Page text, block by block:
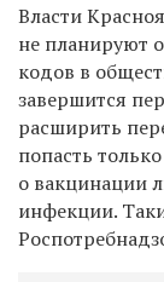
Власти
не планируют
кодов в
завершится
расширить
попасть
о вакцинации
инфекции.